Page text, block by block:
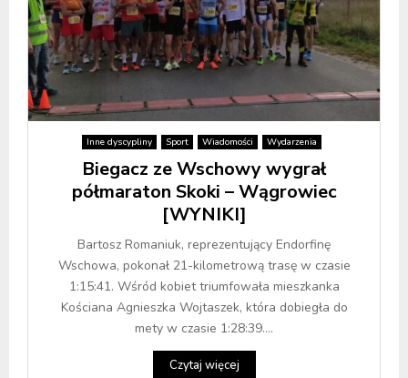
Inne dyscypliny Sport Wiadomości Wydarzenia
Biegacz ze Wschowy wygrał
półmaraton Skoki – Wągrowiec
[WYNIKI]
Bartosz Romaniuk, reprezentujący Endorfinę
Wschowa, pokonał 21-kilometrową trasę w czasie
1:15:41. Wśród kobiet triumfowała mieszkanka
Kościana Agnieszka Wojtaszek, która dobiegła do
mety w czasie 1:28:39....
Czytaj więcej